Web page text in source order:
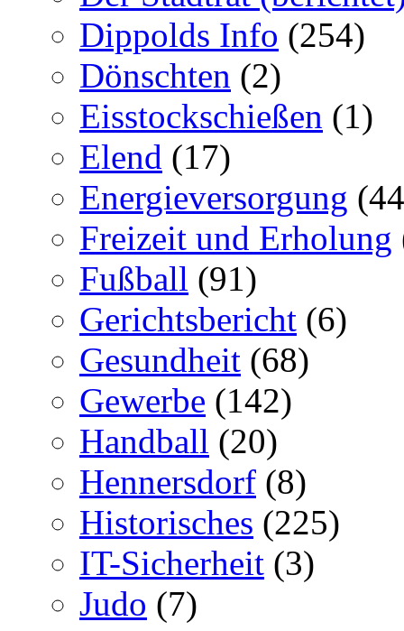
Dippolds Info (254)
Dönschten (2)
Eisstockschießen (1)
Elend (17)
Energieversorgung
Freizeit und Erholung
Fußball (91)
Gerichtsbericht (6)
Gesundheit (68)
Gewerbe (142)
Handball (20)
Hennersdorf (8)
Historisches (225)
IT-Sicherheit (3)
Judo (7)